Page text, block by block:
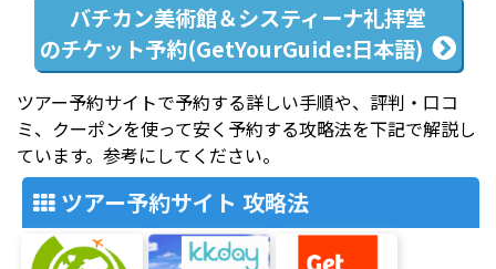
バチカン美術館＆システィーナ礼拝堂
のチケット予約(GetYourGuide:日本語)
ツアー予約サイトで予約する詳しい手順や、評判・口コ
ミ、クーポンを使って安く予約する攻略法を下記で解説し
ています。参考にしてください。
ツアー予約サイト 攻略法